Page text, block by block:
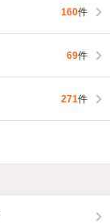
160件
69件
271件